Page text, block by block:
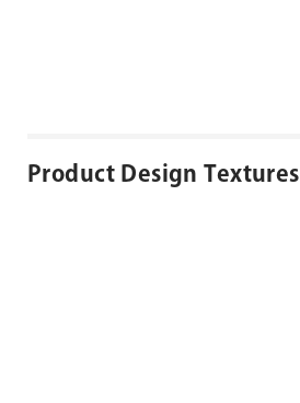
Product Design Textures